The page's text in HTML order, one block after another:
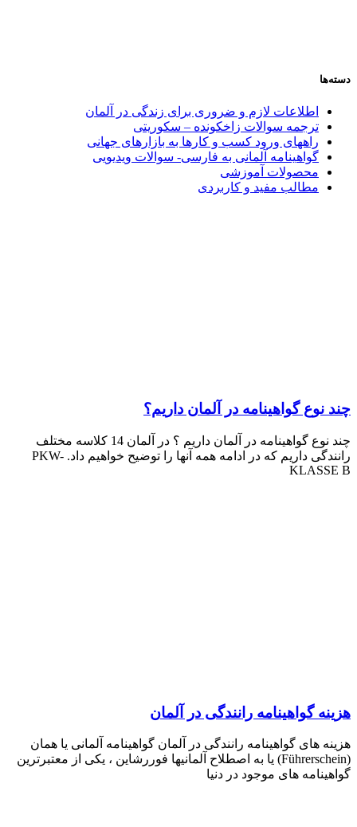
دسته‌ها
اطلاعات لازم و ضروری برای زندگی در آلمان
ترجمه سوالات زاخکونده – سکوریتی
راههای ورود کسب و کارها به بازارهای جهانی
گواهینامه آلمانی به فارسی- سوالات ویدیویی
محصولات آموزشی
مطالب مفید و کاربردی
چند نوع گواهینامه در آلمان داریم؟
چند نوع گواهینامه در آلمان داریم ؟ در آلمان 14 کلاسه مختلف
رانندگی داریم که در ادامه همه آنها را توضیح خواهیم داد. PKW-
KLASSE B
هزینه گواهینامه رانندگی در آلمان
هزینه های گواهینامه رانندگی در آلمان گواهینامه آلمانی یا همان
(Führerschein) یا به اصطلاح آلمانیها فوررشاین ، یکی از معتبرترین
گواهینامه های موجود در دنیا